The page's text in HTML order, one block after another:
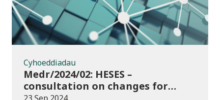
Cyhoeddiadau
Medr/2024/02: HESES –
consultation on changes for